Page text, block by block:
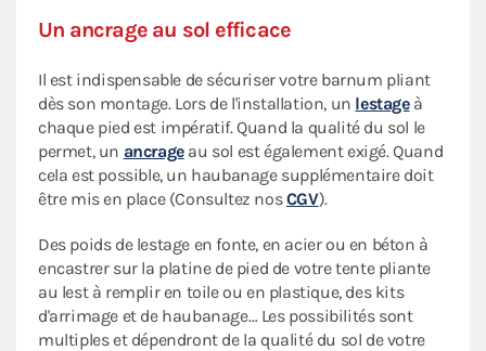
Un ancrage au sol efficace
Il est indispensable de sécuriser votre barnum pliant
dès son montage. Lors de l'installation, un lestageà
chaque pied est impératif. Quand la qualité du sol le
permet, un ancrageau sol est également exigé. Quand
cela est possible, un haubanage supplémentaire doit
être mis en place (Consultez nosCGV).
Des poids de lestage en fonte, en acier ou en béton à
encastrer sur la platine de pied de votre tente pliante
au lest à remplir en toile ou en plastique, des kits
d'arrimage et de haubanage… Les possibilités sont
multiples et dépendront de la qualité du sol de votre